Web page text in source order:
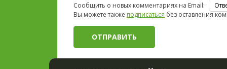
Сообщить о новых комментариях на Email:
Вы можете также подписаться без оставления